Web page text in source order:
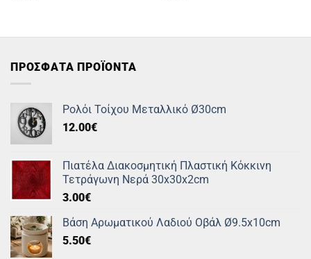
ΠΡΟΣΦΑΤΑ ΠΡΟΪΟΝΤΑ
Ρολόι Τοίχου Μεταλλικό Ø30cm
12.00€
Πιατέλα Διακοσμητική Πλαστική Κόκκινη
Τετράγωνη Νερά 30x30x2cm
3.00€
Βάση Αρωματικού Λαδιού Οβάλ Ø9.5x10cm
5.50€